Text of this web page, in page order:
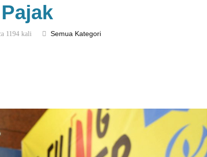
1194 kali Semua Kategori